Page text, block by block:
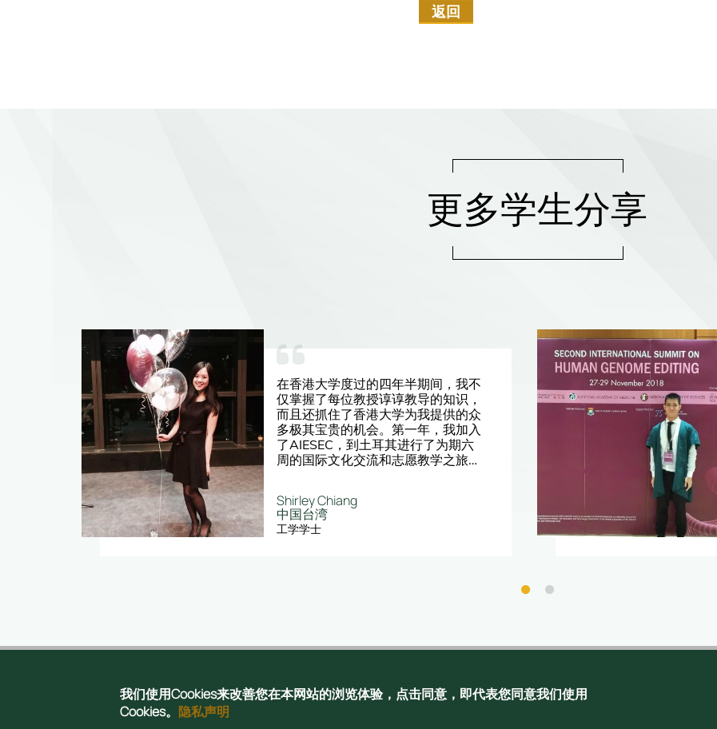
返回
更多学生分享
在香港大学度过的四年半期间，我不
仅掌握了每位教授谆谆教导的知识，
而且还抓住了香港大学为我提供的众
多极其宝贵的机会。第一年，我加入
了AIESEC，到土耳其进行了为期六
周的国际文化交流和志愿教学之旅。
了香港大学新推出的创业大赛——
DreamCatchers，我的团队还出乎意
料地进入了前20名！
Shirley Chiang
中国台湾
工学学士
Copyright © 2025 Admissions Office, The Registry, The University of Hong Kong. All rights
我们使用Cookies来改善您在本网站的浏览体验，点击同意，即代表您同意我们使用
Cookies。 隐私声明